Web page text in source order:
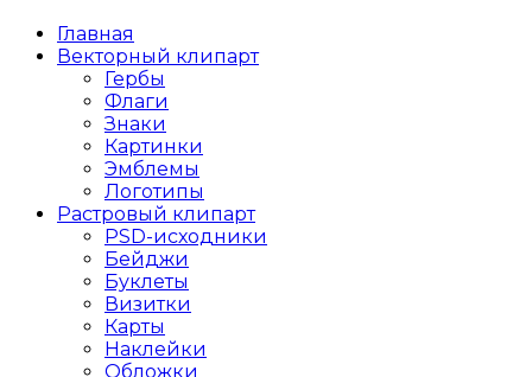
Главная
Векторный клипарт
Гербы
Флаги
Знаки
Картинки
Эмблемы
Логотипы
Растровый клипарт
PSD-исходники
Бейджи
Буклеты
Визитки
Карты
Наклейки
Обложки